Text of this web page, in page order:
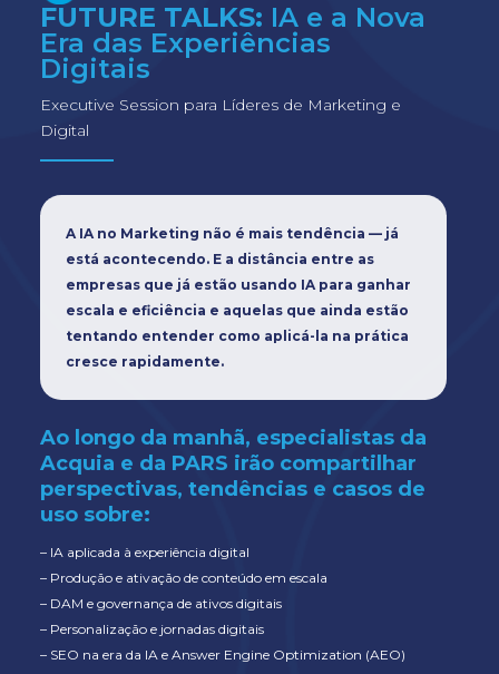
FUTURE TALKS: IA e a Nova
Era das Experiências
Digitais
Executive Session para Líderes de Marketing e
Digital
A IA no Marketing não é mais tendência — já
está acontecendo. E a distância entre as
empresas que já estão usando IA para ganhar
escala e eficiência e aquelas que ainda estão
tentando entender como aplicá-la na prática
cresce rapidamente.
Ao longo da manhã, especialistas da
Acquia e da PARS irão compartilhar
perspectivas, tendências e casos de
uso sobre:
– IA aplicada à experiência digital
– Produção e ativação de conteúdo em escala
– DAM e governança de ativos digitais
– Personalização e jornadas digitais
– SEO na era da IA e Answer Engine Optimization (AEO)